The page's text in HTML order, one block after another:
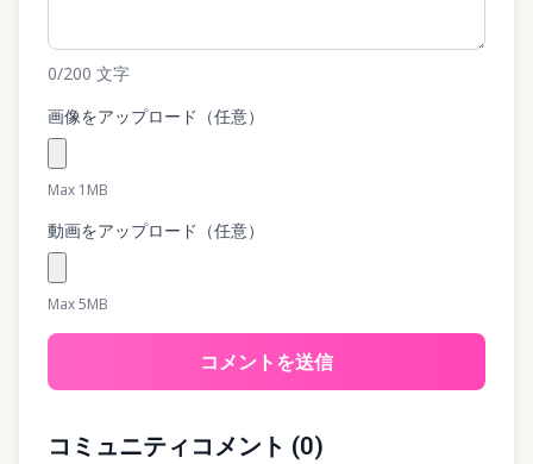
0/200 文字
画像をアップロード（任意）
Max 1MB
動画をアップロード（任意）
Max 5MB
コメントを送信
コミュニティコメント (0)